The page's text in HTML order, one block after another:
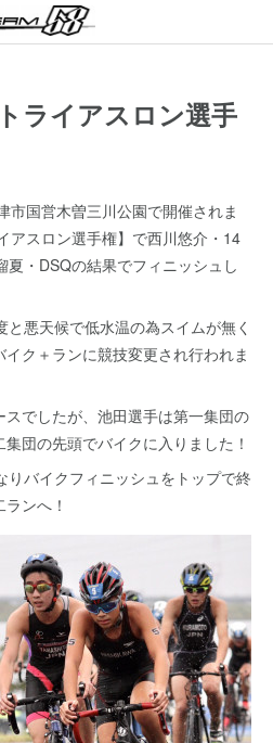
ライアスロン選手
市国営木曽三川公園で開催されま
アスロン選手権】で西川悠介・14
・DSQの結果でフィニッシュし
悪天候で低水温の為スイムが無く
ク＋ランに競技変更され行われま
でしたが、池田選手は第一集団の
団の先頭でバイクに入りました！
バイクフィニッシュをトップで終
ンへ！